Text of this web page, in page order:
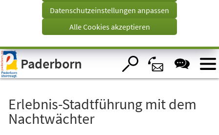
Visuelle
Assistenzsoftware
öffnen.
Tab)
Datenschutzeinstellungen anpassen
Alle Cookies akzeptieren
Paderborn
Erlebnis-Stadtführung mit dem
Nachtwächter